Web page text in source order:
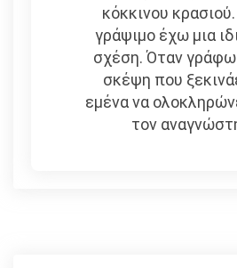
κόκκινου
γράψιμο έχω μια
σχέση. Όταν
σκέψη που
εμένα να
τον